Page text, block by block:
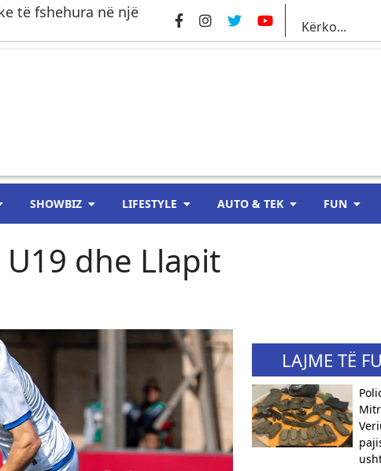
të fshehura në një
SHOWBIZ LIFESTYLE AUTO & TEK FUN
U19 dhe Llapit
LAJME TË